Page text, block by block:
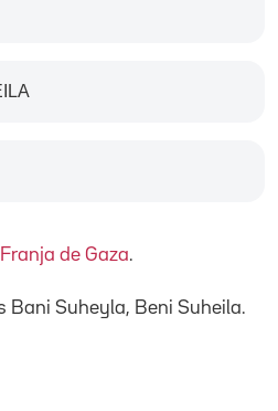
Franja de Gaza.
Bani Suheyla, Beni Suheila.